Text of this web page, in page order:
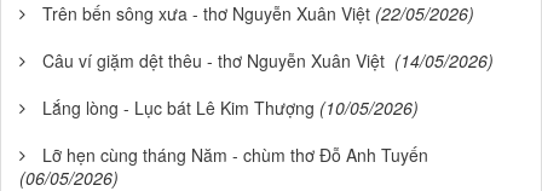
Trên bến sông xưa - thơ Nguyễn Xuân Việt (22/05/2026)
Câu ví giặm dệt thêu - thơ Nguyễn Xuân Việt (14/05/2026)
Lắng lòng - Lục bát Lê Kim Thượng (10/05/2026)
Lỡ hẹn cùng tháng Năm - chùm thơ Đỗ Anh Tuyến
(06/05/2026)